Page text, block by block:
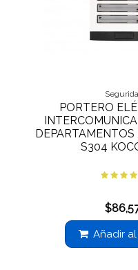
PORTERO
S304
Añadir